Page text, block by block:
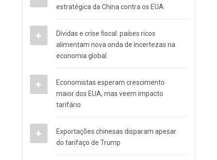
estratégica da China contra os EUA
Dívidas e crise fiscal: países ricos
alimentam nova onda de incertezas na
economia global
Economistas esperam crescimento
maior dos EUA, mas veem impacto
tarifário
Exportações chinesas disparam apesar
do tarifaço de Trump